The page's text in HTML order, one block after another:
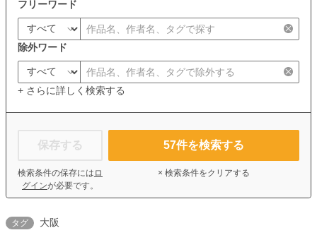
フリーワード
除外ワード
+ さらに詳しく検索する
保存する
検索条件の保存には ロ
グインが必要です。
57件を検索する
× 検索条件をクリアする
タグ 大阪